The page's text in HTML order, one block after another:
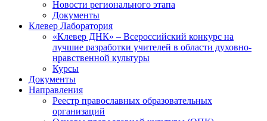
Новости регионального этапа
Документы
Клевер Лаборатория
«Клевер ДНК» – Всероссийский конкурс на
лучшие разработки учителей в области духовно-
нравственной культуры
Курсы
Документы
Направления
Реестр православных образовательных
организаций